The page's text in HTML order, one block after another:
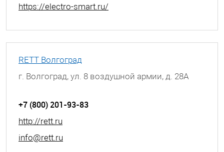
https://electro-smart.ru/
RETT Волгоград
г. Волгоград, ул. 8 воздушной армии, д. 28А
+7 (800) 201-93-83
http://rett.ru
info@rett.ru